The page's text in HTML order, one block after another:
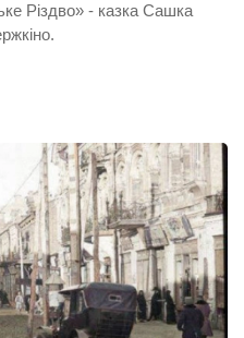
Різдво» - казка Сашка